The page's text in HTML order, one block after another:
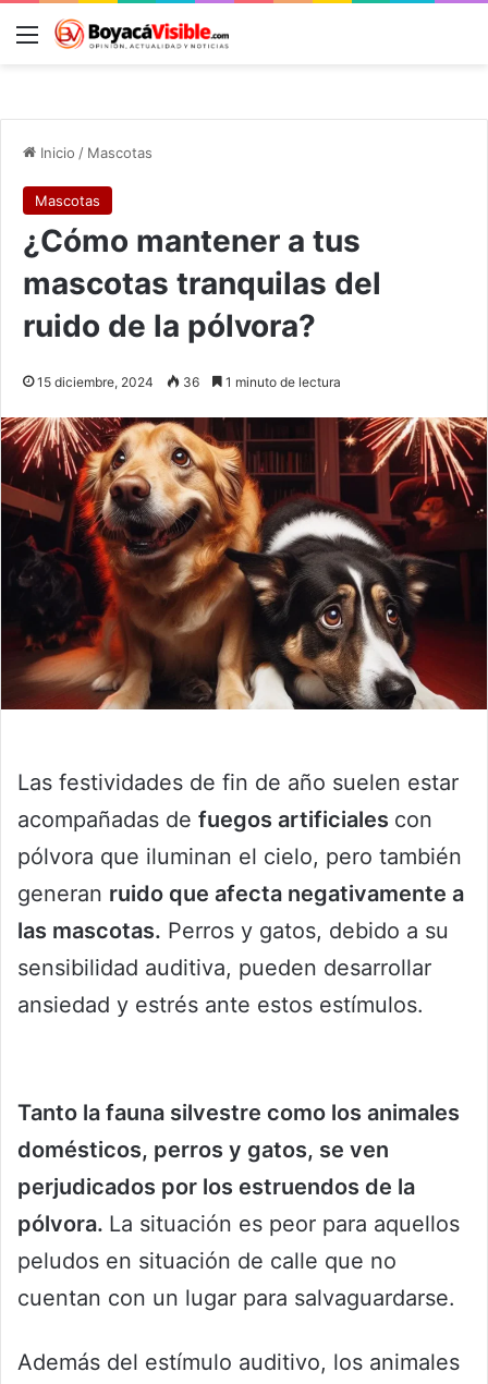
Menú
Inicio / Mascotas
Mascotas
¿Cómo mantener a tus
mascotas tranquilas del
ruido de la pólvora?
15 diciembre, 2024 36 1 minuto de lectura
Las festividades de fin de año suelen estar
acompañadas de fuegos artificiales con
pólvora que iluminan el cielo, pero también
generan ruido que afecta negativamente a
las mascotas. Perros y gatos, debido a su
sensibilidad auditiva, pueden desarrollar
ansiedad y estrés ante estos estímulos.
Tanto la fauna silvestre como los animales
domésticos, perros y gatos, se ven
perjudicados por los estruendos de la
pólvora. La situación es peor para aquellos
peludos en situación de calle que no
cuentan con un lugar para salvaguardarse.
Además del estímulo auditivo, los animales